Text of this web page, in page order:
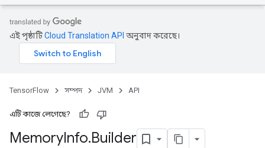
এই পৃষ্ঠাটিCloud Translation API অনুবাদ করেছে।
TensorFlow সম্পদ JVM API
এটি কাজে লেগেছে?
MemoryInfo.Builder